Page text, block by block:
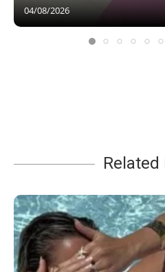
04/08/2026
Related